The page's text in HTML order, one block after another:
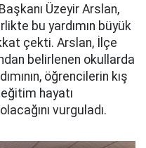
Üzeyir Arslan,
bu yardımın büyük
çekti. Arslan, İlçe
belirlenen okullarda
öğrencilerin kış
hayatı
vurguladı.